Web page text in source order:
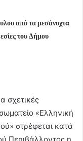
από τα μεσάνυχτα
του Δήμου
σχετικές
«Ελληνική
στρέφεται κατά